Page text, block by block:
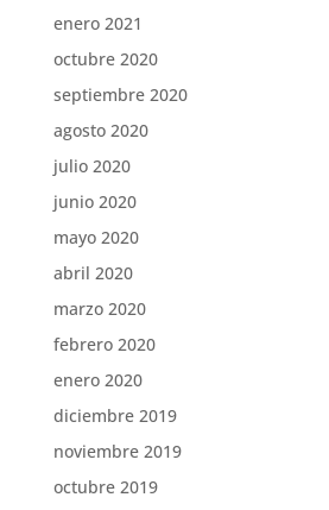
enero 2021
octubre 2020
septiembre 2020
agosto 2020
julio 2020
junio 2020
mayo 2020
abril 2020
marzo 2020
febrero 2020
enero 2020
diciembre 2019
noviembre 2019
octubre 2019